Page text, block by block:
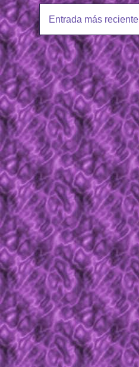
Entrada más reciente